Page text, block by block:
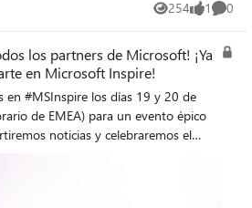
254
Views 1
like 0
los partners de Microsoft! ¡Ya
en Microsoft Inspire!
en #MSInspire los días 19 y 20 de
de EMEA) para un evento épico
noticias y celebraremos el
nuestros socios. También
de reunirte con otros
el mundo para compartir e